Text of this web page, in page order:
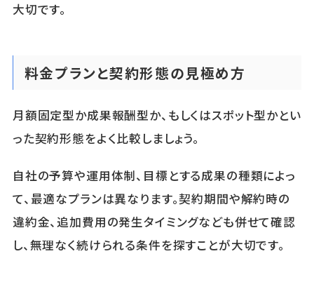
大切です。
料金プランと契約形態の見極め方
月額固定型か成果報酬型か、もしくはスポット型かとい
った契約形態をよく比較しましょう。
自社の予算や運用体制、目標とする成果の種類によっ
て、最適なプランは異なります。契約期間や解約時の
違約金、追加費用の発生タイミングなども併せて確認
し、無理なく続けられる条件を探すことが大切です。